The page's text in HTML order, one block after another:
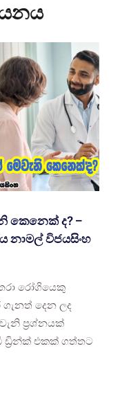
කෙනෙක් ද? –
නාමල් විජයසිංහ
රෝගියෙකු
ගැනත් දෙන ලද
ප්‍රශ්නයක්
ඩ්‍රින්ක් එකක් ගත්තට